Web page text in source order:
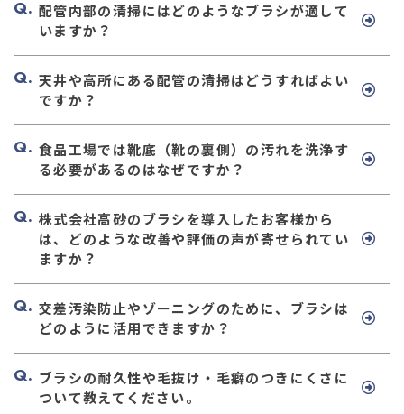
配管内部の清掃にはどのようなブラシが適して
いますか？
天井や高所にある配管の清掃はどうすればよい
ですか？
食品工場では靴底（靴の裏側）の汚れを洗浄す
る必要があるのはなぜですか？
株式会社高砂のブラシを導入したお客様から
は、どのような改善や評価の声が寄せられてい
ますか？
交差汚染防止やゾーニングのために、ブラシは
どのように活用できますか？
ブラシの耐久性や毛抜け・毛癖のつきにくさに
ついて教えてください。